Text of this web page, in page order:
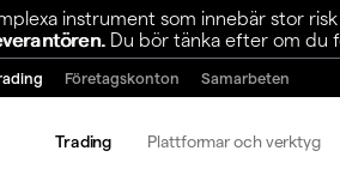
instrument som innebär stor
Du bör tänka efter om du
Företagskonton Samarbeten
Trading Plattformar och verktyg